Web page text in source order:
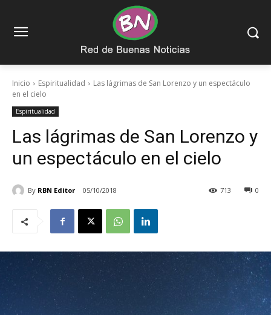
Inicio Espiritualidad
Las lágrimas de San Lorenzo y un espectáculo
en el cielo
Espiritualidad
Las lágrimas de San Lorenzo y
un espectáculo en el cielo
By RBN Editor 05/10/2018 0
713